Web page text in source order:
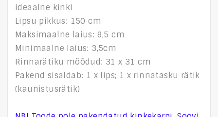
ideaalne kink!
Lipsu pikkus: 150 cm
Maksimaalne laius: 8,5 cm
Minimaalne laius: 3,5cm
Rinnarätiku mõõdud: 31 x 31 cm
Pakend sisaldab: 1 x lips; 1 x rinnatasku rätik
(kaunistusrätik)